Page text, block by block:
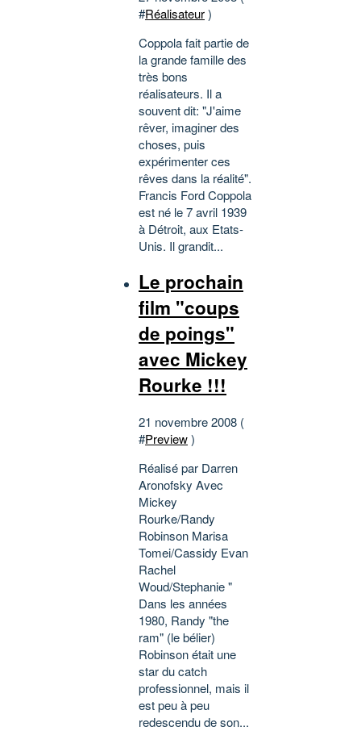
#Réalisateur)
Coppola fait partie de
la grande famille des
très bons
réalisateurs. Il a
souvent dit: "J'aime
rêver, imaginer des
choses, puis
expérimenter ces
rêves dans la réalité".
Francis Ford Coppola
est né le 7 avril 1939
à Détroit, aux Etats-
Unis. Il grandit...
Le prochain
film "coups
de poings"
avec Mickey
Rourke !!!
21 novembre 2008 (
#Preview)
Réalisé par Darren
Aronofsky Avec
Mickey
Rourke/Randy
Robinson Marisa
Tomei/Cassidy Evan
Rachel
Woud/Stephanie "
Dans les années
1980, Randy "the
ram" (le bélier)
Robinson était une
star du catch
professionnel, mais il
est peu à peu
redescendu de son...